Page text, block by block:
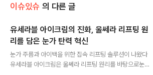
이슈있슈 의 다른 글
유세라블 아이크림의 진화, 울쎄라 리프팅 원
리를 담은 눈가 탄력 혁신
눈가 주름과 아이백을 위한 집속 리프팅 솔루션이 나왔다
유세라블 아이크림은 울쎄라 리프팅 원리를 바탕으로눈가